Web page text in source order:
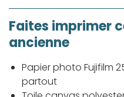
Faites imprimer
ancienne
Papier photo Fujifilm
partout